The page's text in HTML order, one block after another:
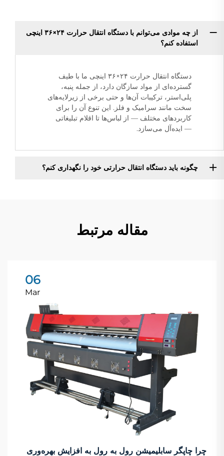
از چه موادی می‌توانم با دستگاه انتقال حرارت ۲۴×۳۶ اینچی
استفاده کنم؟
دستگاه انتقال حرارت ۲۴×۳۶ اینچی ما با طیف
گسترده‌ای از مواد سازگان دارد، از جمله پنبه،
پلی‌استر، ترکیبات آن‌ها و حتی برخی از زیرلایه‌های
سخت مانند سرامیک و فلز. این تنوع آن را برای
کاربردهای مختلف — از لباس‌ها تا اقلام تبلیغاتی
— ایده‌آل می‌سازد.
چگونه باید دستگاه انتقال حرارتی خود را نگهداری کنم؟
مقاله مرتبط
06
Mar
چرا چاپگر سابلیمیشن رول به رول به افزایش بهره‌وری